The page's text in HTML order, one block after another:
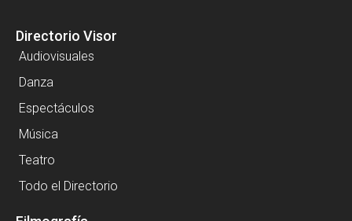
Directorio Visor
Audiovisuales
Danza
Espectáculos
Música
Teatro
Todo el Directorio